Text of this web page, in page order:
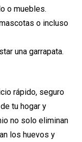
o muebles.
o incluso
una garrapata.
rápido, seguro
tu hogar y
no solo eliminan
los huevos y